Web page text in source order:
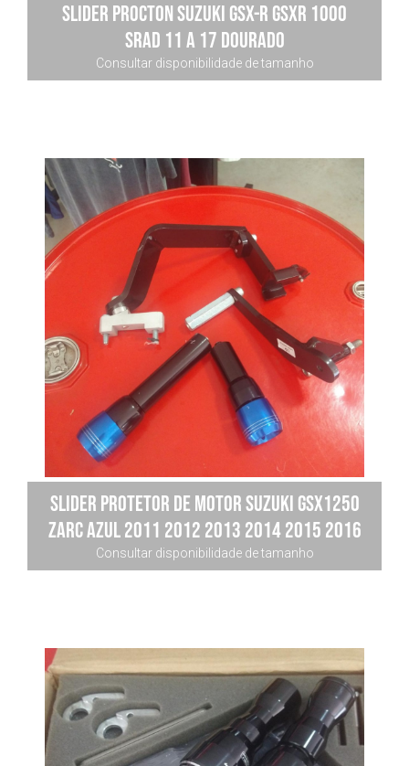
Slider Procton Suzuki Gsx-r Gsxr 1000
Srad 11 A 17 Dourado
Consultar disponibilidade de tamanho
Slider Protetor De Motor Suzuki Gsx1250
Zarc Azul 2011 2012 2013 2014 2015 2016
Consultar disponibilidade de tamanho